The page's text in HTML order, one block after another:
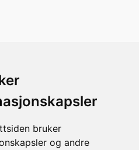
bruker
og andre
e-post